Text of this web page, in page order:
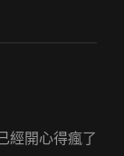
經開心得瘋了